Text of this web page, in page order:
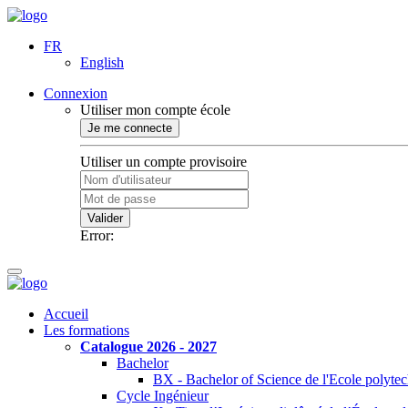
FR
English
Connexion
Utiliser mon compte école
Je me connecte
Utiliser un compte provisoire
Valider
Error:
Accueil
Les formations
Catalogue 2026 - 2027
Bachelor
BX - Bachelor of Science de l'Ecole
Cycle Ingénieur